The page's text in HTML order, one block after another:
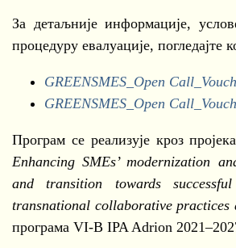
За детаљније информације,
процедуру евалуације, погледајте
GREENSMES_Open
GREENSMES_Open
Програм се реализује кроз
Enhancing SMEs’ modernization
and transition towards
transnational collaborative practices
програма VI-B IPA Adrion